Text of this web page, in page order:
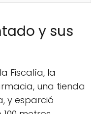
y sus
Fiscalía, la
una tienda
y esparció